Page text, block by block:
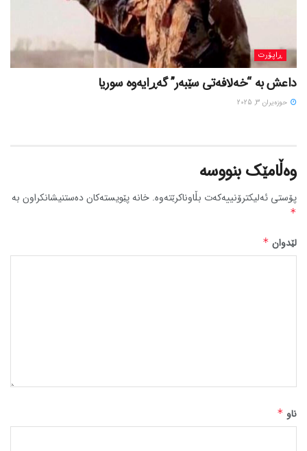
ڕاپۆرت
داعش بە “خەلافەتی سێبەر” گەڕایەوە سوریا
حوزه‌یران 3, 2025
وەڵامێک بنووسە
پۆستی ئەلیکترۆنییەکەت بڵاوناکرێتەوە. خانە پێویستەکان دەستنیشانکراون بە
*
لێدوان *
ناو *